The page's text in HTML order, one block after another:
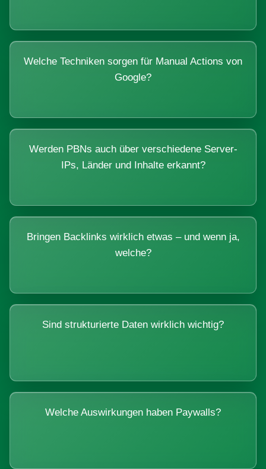
Welche Techniken sorgen für Manual Actions von
Google?
Werden PBNs auch über verschiedene Server-
IPs, Länder und Inhalte erkannt?
Bringen Backlinks wirklich etwas – und wenn ja,
welche?
Sind strukturierte Daten wirklich wichtig?
Welche Auswirkungen haben Paywalls?